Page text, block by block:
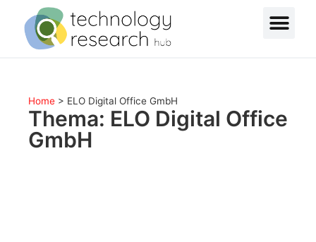
Home > ELO Digital Office GmbH
Thema: ELO Digital Office
GmbH